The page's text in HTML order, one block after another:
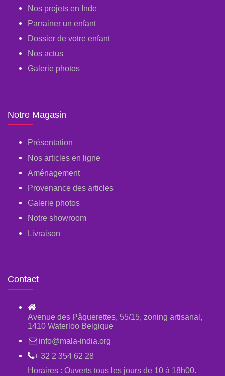
Nos projets en Inde
Parrainer un enfant
Dossier de votre enfant
Nos actus
Galerie photos
Notre Magasin
Présentation
Nos articles en ligne
Aménagement
Provenance des articles
Galerie photos
Notre showroom
Livraison
Contact
Avenue des Pâquerettes, 55/15, zoning artisanal,
1410 Waterloo Belgique
info@mala-india.org
+ 32 2 354 62 28
Horaires : Ouverts tous les jours de 10 à 18h00.